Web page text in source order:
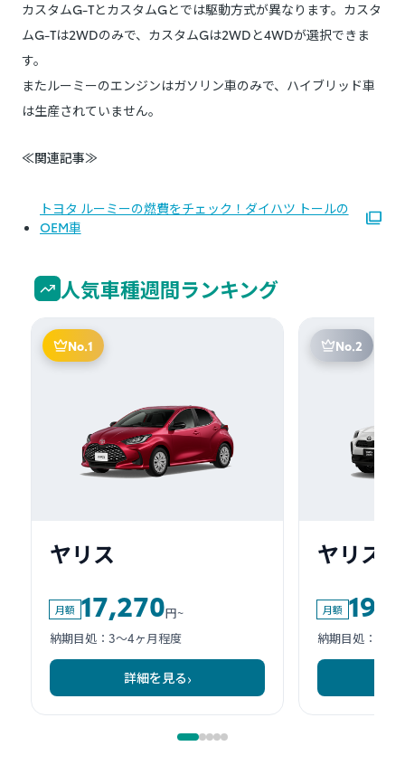
カスタムG-TとカスタムGとでは駆動方式が異なります。カスタ
ムG-Tは2WDのみで、カスタムGは2WDと4WDが選択できま
す。
またルーミーのエンジンはガソリン車のみで、ハイブリッド車
は生産されていません。
≪関連記事≫
トヨタ ルーミーの燃費をチェック！ダイハツ トールの
OEM車